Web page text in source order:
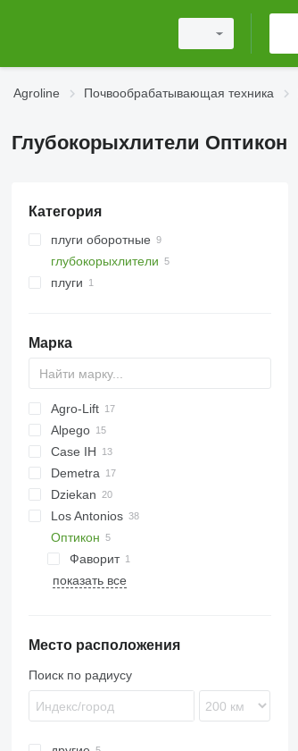
Agroline Почвообрабатывающая техника
Глубокорыхлители Оптикон
Категория
плуги оборотные
глубокорыхлители
плуги
Марка
Cultiplow
Agro-Lift
Alpego
Terraland
U-series
Case IH
Ecolo Tiger
12M
120
140
160
Ecolo Tiger
Demetra
Dziekan
ST 820
Artiglio
Pinocchio
Terrano
Tiger
Culter
512
2700
Cultimer
Trio
Dolomit
PR
Los Antonios
HKK
Grom
G-series
Opus
Woodcracker
АГЧ
ГРС
Оптикон
Фаворит
показать все
Место расположения
Поиск по радиусу